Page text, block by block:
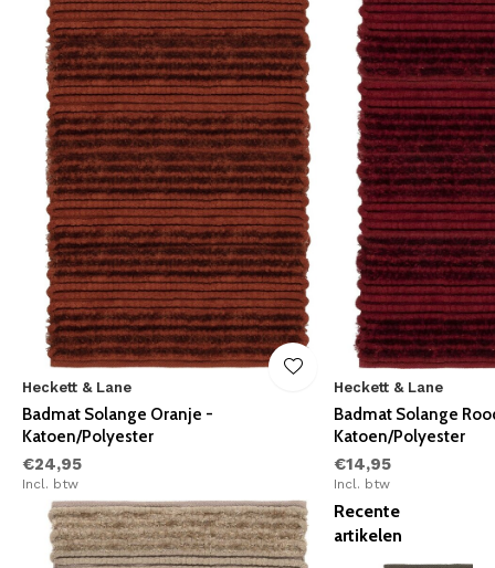
Heckett & Lane
Badmat Solange Oranje -
Katoen/Polyester
€24,95
Incl. btw
Heckett & Lane
Badmat Solange
Katoen/Polyester
€14,95
Incl. btw
Recente
artikelen